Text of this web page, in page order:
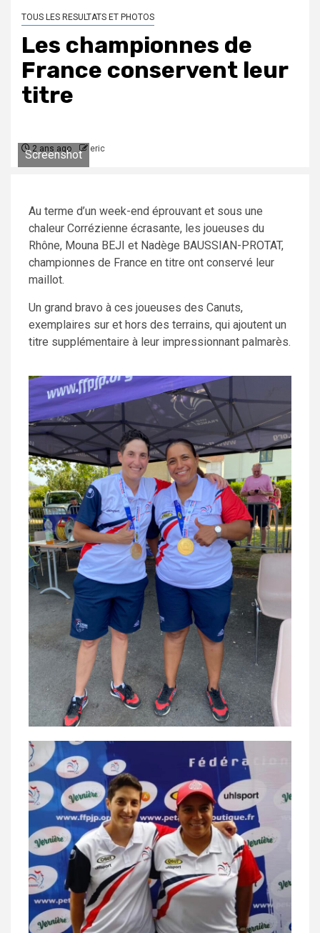
TOUS LES RESULTATS ET PHOTOS
Les championnes de
France conservent leur
titre
2 ans ago eric
Screenshot
Au terme d’un week-end éprouvant et sous une
chaleur Corrézienne écrasante, les joueuses du
Rhône, Mouna BEJI et Nadège BAUSSIAN-PROTAT,
championnes de France en titre ont conservé leur
maillot.
Un grand bravo à ces joueuses des Canuts,
exemplaires sur et hors des terrains, qui ajoutent un
titre supplémentaire à leur impressionnant palmarès.